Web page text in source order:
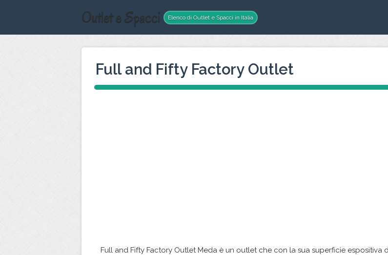
Outlet e Spacci Elenco di Outlet e Spacci in Italia
Full and Fifty Factory Outlet
Full and Fifty Factory Outlet Meda è un outlet che con la sua superficie espositiva